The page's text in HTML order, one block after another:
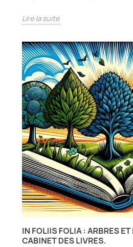
Lire la suite
IN FOLIIS FOLIA : ARBRES ET
CABINET DES LIVRES.